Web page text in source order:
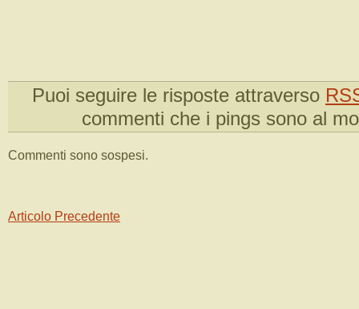
Puoi seguire le risposte attraverso
commenti che i pings sono al
Commenti sono sospesi.
Articolo Precedente